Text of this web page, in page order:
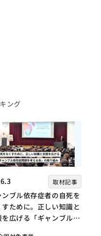
ング
取材記事
ンブル依存症者の自死を
すために。正しい知識と
を広げる「ギャンブル依